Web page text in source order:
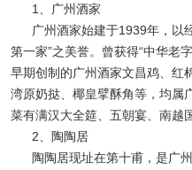
1、广州酒家
广州酒家始建于1939年，以
第一家”之美誉。曾获得“中华老
早期创制的广州酒家文昌鸡、红
湾原奶挞、椰皇擘酥角等，均属
菜有满汉大全筵、五朝宴、南越
2、陶陶居
陶陶居现址在第十甫，是广